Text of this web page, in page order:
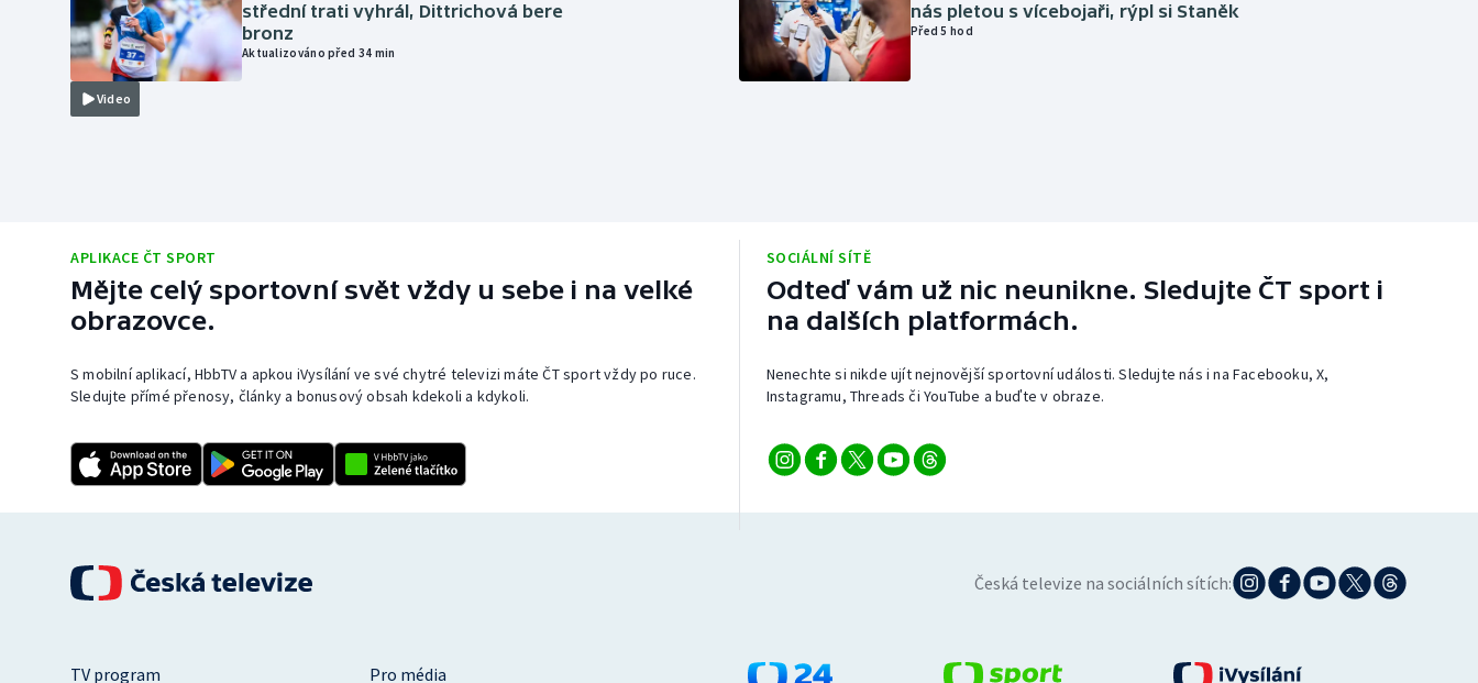
Video
střední trati vyhrál, Dittrichová bere
bronz
Aktualizováno před 34 min
nás pletou s vícebojaři, rýpl si Staněk
Před 5 hod
APLIKACE ČT SPORT
Mějte celý sportovní svět vždy u sebe i na velké
obrazovce.
S mobilní aplikací, HbbTV a apkou iVysílání ve své chytré televizi máte ČT sport vždy po ruce.
Sledujte přímé přenosy, články a bonusový obsah kdekoli a kdykoli.
SOCIÁLNÍ SÍTĚ
Odteď vám už nic neunikne. Sledujte ČT sport i
na dalších platformách.
Nenechte si nikde ujít nejnovější sportovní události. Sledujte nás i na Facebooku, X,
Instagramu, Threads či YouTube a buďte v obraze.
Česká televize na sociálních sítích:
TV program Pro média